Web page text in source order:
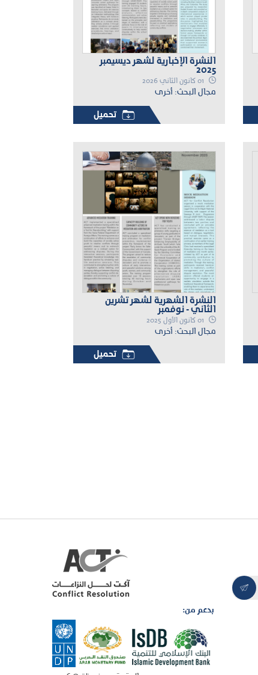
النشرة الإخبارية لشهر ديسيمبر
2025
مجال البحث: أخرى
تحميل
النشرة الشهرية لشهر تشرين
الثاني - نوفمبر
مجال البحث: أخرى
تحميل
بدعم من: